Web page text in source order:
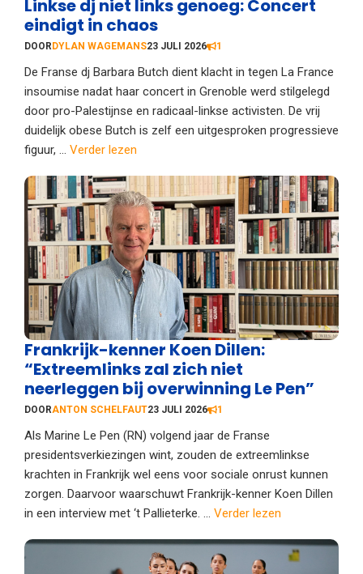
Linkse dj niet links genoeg: Concert
eindigt in chaos
DOORDYLAN WAGEMANS23 JULI 2026 1
De Franse dj Barbara Butch dient klacht in tegen La France
insoumise nadat haar concert in Grenoble werd stilgelegd
door pro-Palestijnse en radicaal-linkse activisten. De vrij
duidelijk obese Butch is zelf een uitgesproken progressieve
figuur, ... Verder lezen
Frankrijk-kenner Koen Dillen:
“Extreemlinks zal zich niet
neerleggen bij overwinning Le Pen”
DOORANTON SCHELFAUT23 JULI 2026 1
Als Marine Le Pen (RN) volgend jaar de Franse
presidentsverkiezingen wint, zouden de extreemlinkse
krachten in Frankrijk wel eens voor sociale onrust kunnen
zorgen. Daarvoor waarschuwt Frankrijk-kenner Koen Dillen
in een interview met ‘t Pallieterke. ... Verder lezen